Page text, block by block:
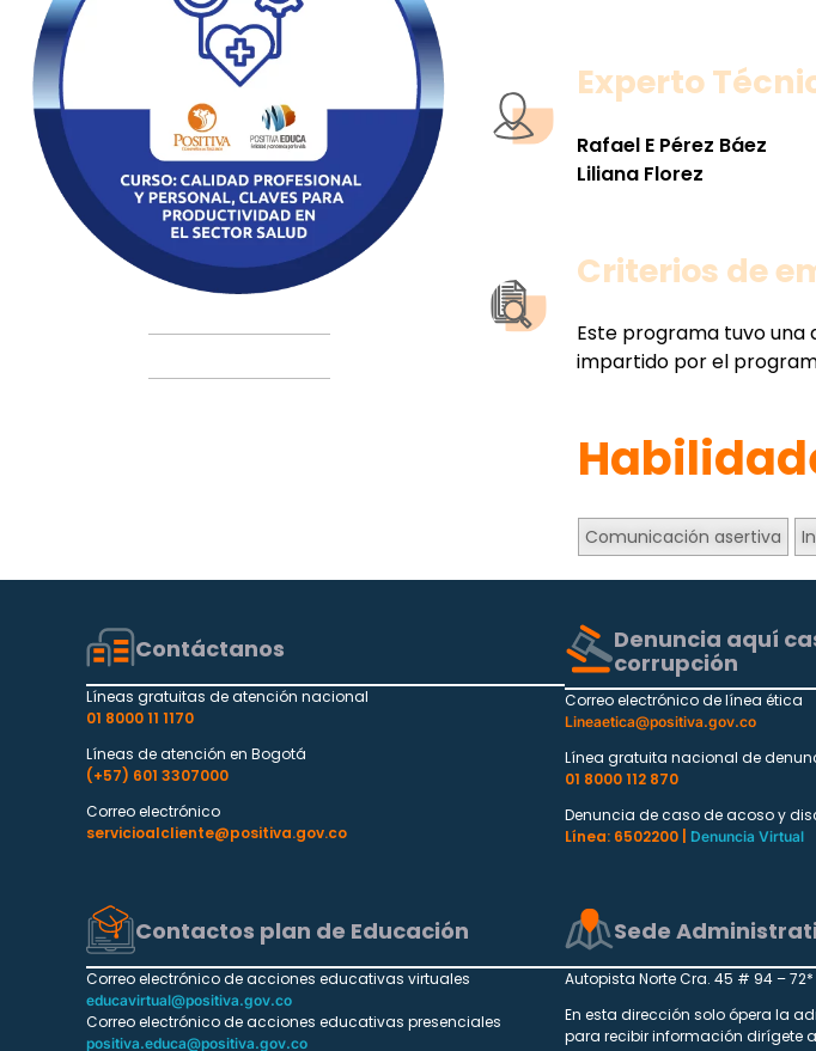
Experto
Rafael E Pérez Báez
Liliana Florez
Criterios de
Este programa tuvo una
impartido por el
Comunicación asertiva
Contáctanos
Líneas gratuitas de atención nacional
01 8000 11 1170
Líneas de atención en Bogotá
(+57) 601 3307000
Correo electrónico
servicioalcliente@positiva.gov.co
Denuncia aquí
corrupción
Correo electrónico de línea ética
Lineaetica@positiva.gov.co
Línea gratuita nacional de
01 8000 112 870
Denuncia de caso de acoso y
Línea: 6502200 |
Denuncia Virtual
Contactos plan de Educación
Correo electrónico de acciones educativas virtuales
educavirtual@positiva.gov.co
Correo electrónico de acciones educativas presenciales
positiva.educa@positiva.gov.co
Sede
Autopista Norte Cra. 45 # 94 –
En esta dirección solo ópera la
para recibir información dirígete